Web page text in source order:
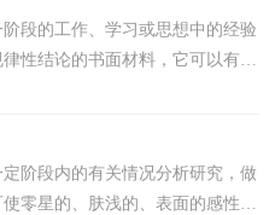
段的工作、学习或思想中的经验
性结论的书面材料，它可以有效
来好好写写总结...
阶段内的有关情况分析研究，做
零星的、肤浅的、表面的感性认